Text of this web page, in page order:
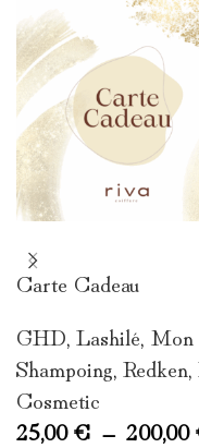
MONTANT
Carte Cadeau
GHD, Lashilé, Mon
Shampoing, Redken,
Cosmetic
25,00€ – 200,00